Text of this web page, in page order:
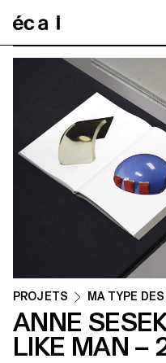
PROJETS MA TYPE
ANNE
LIKE MAN –